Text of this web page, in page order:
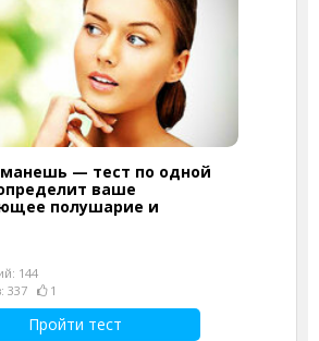
— тест по одной
ваше
полушарие и
144
337
1
Пройти тест